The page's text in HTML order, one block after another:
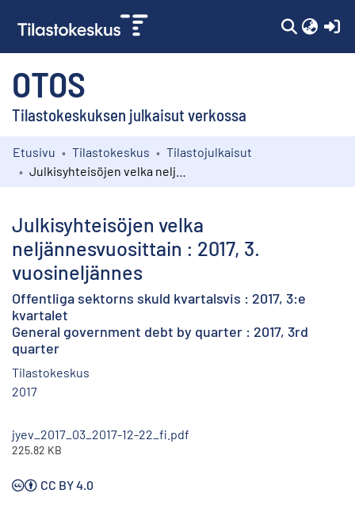
OTOS
Tilastokeskuksen julkaisut verkossa
Kokoelmat
Etusivu Tilastokeskus
Tilastojulkaisut
Julkisyhteisöjen velka
neljännesvuosittain : 2017, 3.
vuosineljännes
Offentliga sektorns skuld kvartalsvis : 2017, 3:e
kvartalet
General government debt by quarter : 2017, 3rd
quarter
Tilastokeskus
2017
jyev_2017_03_2017-12-22_fi.pdf
225.82 KB
CC BY 4.0